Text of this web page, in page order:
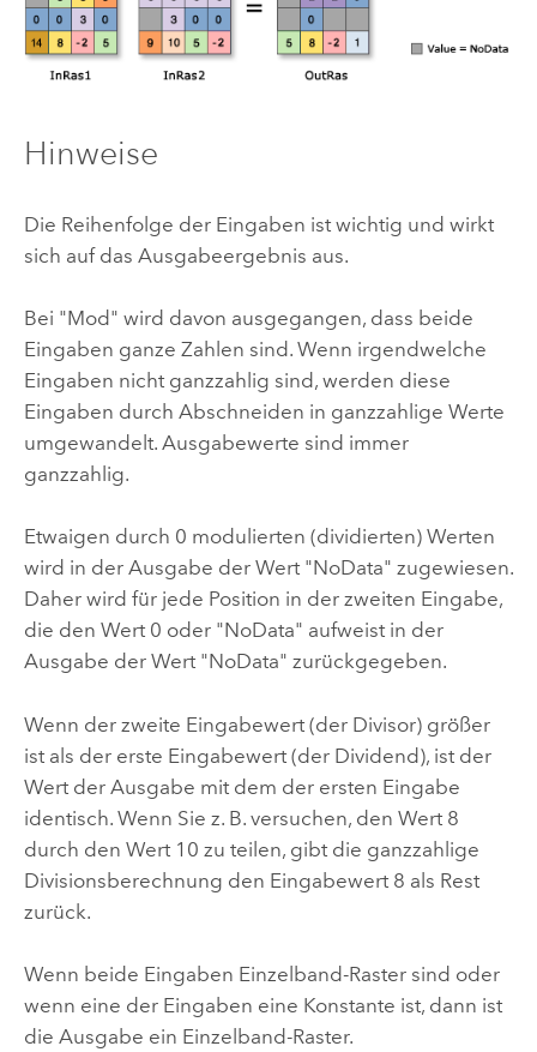
Hinweise
Die Reihenfolge der Eingaben ist wichtig und wirkt
sich auf das Ausgabeergebnis aus.
Bei "Mod" wird davon ausgegangen, dass beide
Eingaben ganze Zahlen sind. Wenn irgendwelche
Eingaben nicht ganzzahlig sind, werden diese
Eingaben durch Abschneiden in ganzzahlige Werte
umgewandelt. Ausgabewerte sind immer
ganzzahlig.
Etwaigen durch 0 modulierten (dividierten) Werten
wird in der Ausgabe der Wert "NoData" zugewiesen.
Daher wird für jede Position in der zweiten Eingabe,
die den Wert 0 oder "NoData" aufweist in der
Ausgabe der Wert "NoData" zurückgegeben.
Wenn der zweite Eingabewert (der Divisor) größer
ist als der erste Eingabewert (der Dividend), ist der
Wert der Ausgabe mit dem der ersten Eingabe
identisch. Wenn Sie z. B. versuchen, den Wert 8
durch den Wert 10 zu teilen, gibt die ganzzahlige
Divisionsberechnung den Eingabewert 8 als Rest
zurück.
Wenn beide Eingaben Einzelband-Raster sind oder
wenn eine der Eingaben eine Konstante ist, dann ist
die Ausgabe ein Einzelband-Raster.